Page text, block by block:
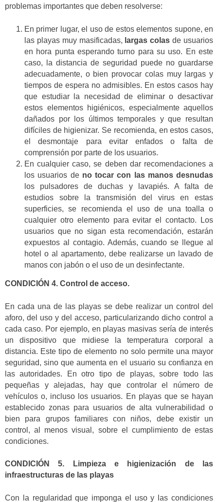
problemas importantes que deben resolverse:
En primer lugar, el uso de estos elementos supone, en
las playas muy masificadas, largas colas de usuarios
en hora punta esperando turno para su uso. En este
caso, la distancia de seguridad puede no guardarse
adecuadamente, o bien provocar colas muy largas y
tiempos de espera no admisibles. En estos casos hay
que estudiar la necesidad de eliminar o desactivar
estos elementos higiénicos, especialmente aquellos
dañados por los últimos temporales y que resultan
difíciles de higienizar. Se recomienda, en estos casos,
el desmontaje para evitar enfados o falta de
comprensión por parte de los usuarios.
En cualquier caso, se deben dar recomendaciones a
los usuarios de no tocar con las manos desnudas
los pulsadores de duchas y lavapiés. A falta de
estudios sobre la transmisión del virus en estas
superficies, se recomienda el uso de una toalla o
cualquier otro elemento para evitar el contacto. Los
usuarios que no sigan esta recomendación, estarán
expuestos al contagio. Además, cuando se llegue al
hotel o al apartamento, debe realizarse un lavado de
manos con jabón o el uso de un desinfectante.
CONDICIÓN 4. Control de acceso.
En cada una de las playas se debe realizar un control del
aforo, del uso y del acceso, particularizando dicho control a
cada caso. Por ejemplo, en playas masivas sería de interés
un dispositivo que midiese la temperatura corporal a
distancia. Este tipo de elemento no solo permite una mayor
seguridad, sino que aumenta en el usuario su confianza en
las autoridades. En otro tipo de playas, sobre todo las
pequeñas y alejadas, hay que controlar el número de
vehículos o, incluso los usuarios. En playas que se hayan
establecido zonas para usuarios de alta vulnerabilidad o
bien para grupos familiares con niños, debe existir un
control, al menos visual, sobre el cumplimiento de estas
condiciones.
CONDICIÓN 5. Limpieza e higienización de las
infraestructuras de las playas
Con la regularidad que imponga el uso y las condiciones